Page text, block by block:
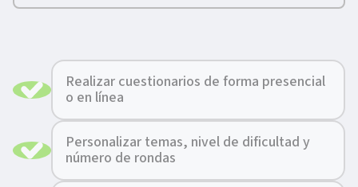
Realizar cuestionarios de forma presencial
o en línea
Personalizar temas, nivel de dificultad y
número de rondas